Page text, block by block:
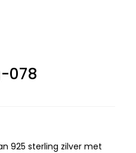
078
925 sterling zilver met